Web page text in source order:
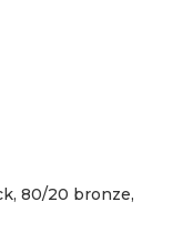
80/20 bronze,